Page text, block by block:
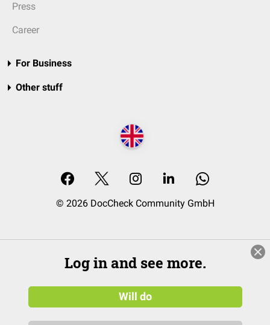
Press
Career
For Business
Other stuff
© 2026 DocCheck Community GmbH
Log in and see more.
Will do